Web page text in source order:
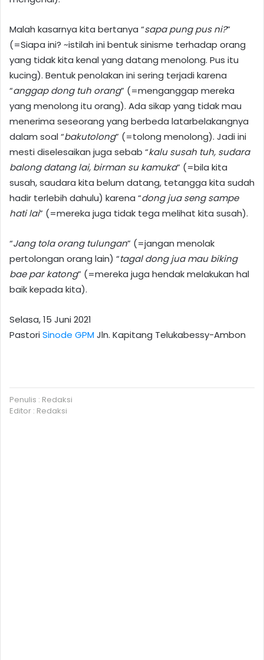
Malah kasarnya kita bertanya “sapa pung pus ni?”
(=Siapa ini? ~istilah ini bentuk sinisme terhadap orang
yang tidak kita kenal yang datang menolong. Pus itu
kucing). Bentuk penolakan ini sering terjadi karena
“anggap dong tuh orang” (=menganggap mereka
yang menolong itu orang). Ada sikap yang tidak mau
menerima seseorang yang berbeda latarbelakangnya
dalam soal “bakutolong” (=tolong menolong). Jadi ini
mesti diselesaikan juga sebab “kalu susah tuh, sudara
balong datang lai, birman su kamuka” (=bila kita
susah, saudara kita belum datang, tetangga kita sudah
hadir terlebih dahulu) karena “dong jua seng sampe
hati lai” (=mereka juga tidak tega melihat kita susah).
“Jang tola orang tulungan” (=jangan menolak
pertolongan orang lain) “tagal dong jua mau biking
bae par katong” (=mereka juga hendak melakukan hal
baik kepada kita).
Selasa, 15 Juni 2021
PastoriSinode GPMJln. Kapitang Telukabessy-Ambon
Penulis : Redaksi
Editor : Redaksi